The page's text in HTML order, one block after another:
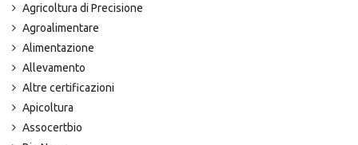
Agricoltura di Precisione
Agroalimentare
Alimentazione
Allevamento
Altre certificazioni
Apicoltura
Assocertbio